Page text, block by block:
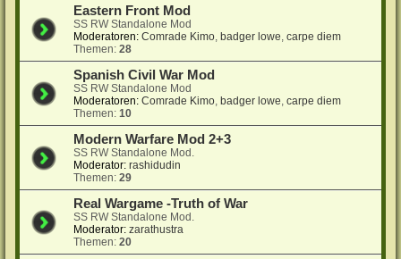
Eastern Front Mod
SS RW Standalone Mod
Moderatoren: Comrade Kimo, badger lowe,carpe diem
Themen:28
Spanish Civil War Mod
SS RW Standalone Mod
Moderatoren: Comrade Kimo, badger lowe,carpe diem
Themen:10
Modern Warfare Mod 2+3
SS RW Standalone Mod.
Moderator: rashidudin
Themen:29
Real Wargame -Truth of War
SS RW Standalone Mod.
Moderator: zarathustra
Themen:20